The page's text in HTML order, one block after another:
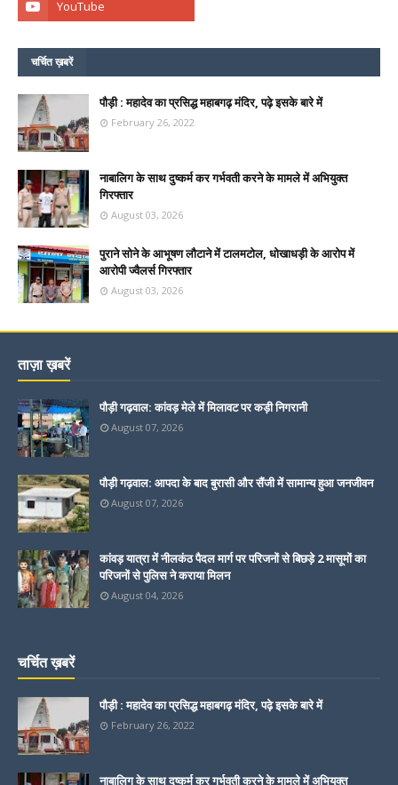
चर्चित ख़बरें
पौड़ी : महादेव का प्रसिद्ध महाबगढ़ मंदिर, पढ़े इसके बारे में
February 26, 2022
नाबालिग के साथ दुष्कर्म कर गर्भवती करने के मामले में अभियुक्त
गिरफ्तार
August 03, 2026
पुराने सोने के आभूषण लौटाने में टालमटोल, धोखाधड़ी के आरोप में
आरोपी ज्वैलर्स गिरफ्तार
August 03, 2026
ताज़ा ख़बरें
पौड़ी गढ़वाल: कांवड़ मेले में मिलावट पर कड़ी निगरानी
August 07, 2026
पौड़ी गढ़वाल: आपदा के बाद बुरासी और सैंजी में सामान्य हुआ जनजीवन
August 07, 2026
कांवड़ यात्रा में नीलकंठ पैदल मार्ग पर परिजनों से बिछड़े 2 मासूमों का
परिजनों से पुलिस ने कराया मिलन
August 04, 2026
चर्चित ख़बरें
पौड़ी : महादेव का प्रसिद्ध महाबगढ़ मंदिर, पढ़े इसके बारे में
February 26, 2022
नाबालिग के साथ दुष्कर्म कर गर्भवती करने के मामले में अभियुक्त